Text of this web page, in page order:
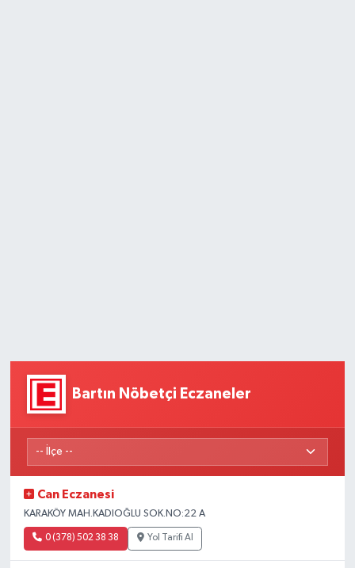
Bartın Nöbetçi Eczaneler
Can Eczanesi
KARAKÖY MAH.KADIOĞLU SOK.NO:22 A
0 (378) 502 38 38 Yol Tarifi Al